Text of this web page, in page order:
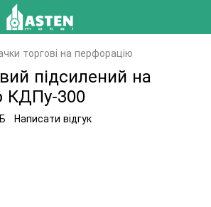
торгові на перфорацію
підсилений на
КДПу-300
Написати відгук